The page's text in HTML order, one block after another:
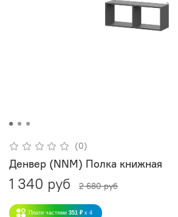
(0)
Денвер (NNM) Полка книжная
1 340 руб 2 680 руб
Плати частями 351 ₽ x 4